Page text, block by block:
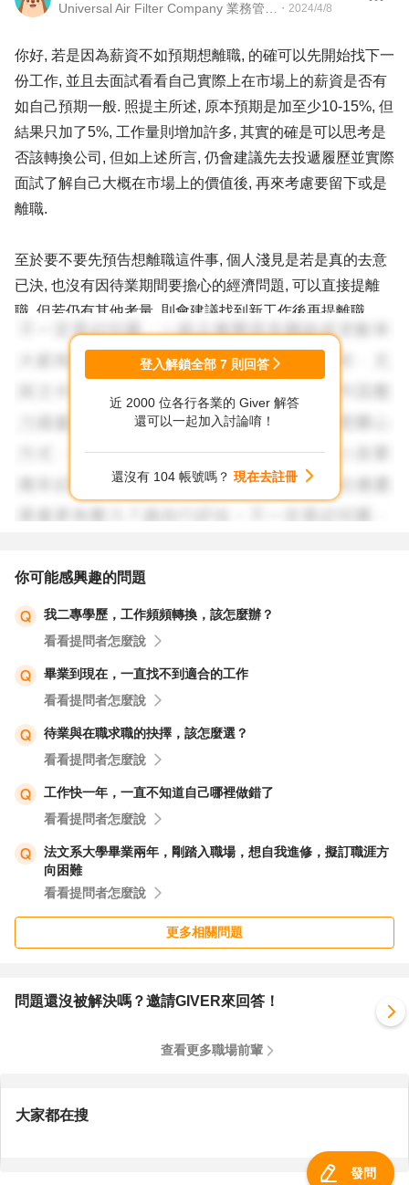
・ 2024/4/8
你好, 若是因為薪資不如預期想離職, 的確可以先開始找下一
份工作, 並且去面試看看自己實際上在市場上的薪資是否有
如自己預期一般. 照提主所述, 原本預期是加至少10-15%, 但
結果只加了5%, 工作量則增加許多, 其實的確是可以思考是
否該轉換公司, 但如上述所言, 仍會建議先去投遞履歷並實際
面試了解自己大概在市場上的價值後, 再來考慮要留下或是
離職.
至於要不要先預告想離職這件事, 個人淺見是若是真的去意
已決, 也沒有因待業期間要擔心的經濟問題, 可以直接提離
職, 但若仍有其他考量, 則會建議找到新工作後再提離職.
勞基法規定, 工作滿一年未滿三年的預告期為20日, 預留20
預祝順心.
登入解鎖全部 7 則回答
近 2000 位各行各業的 Giver 解答
還可以一起加入討論唷！
還沒有 104 帳號嗎？ 現在去註冊
你可能感興趣的問題
我二專學歷，工作頻頻轉換，該怎麼辦？
看看提問者怎麼說
畢業到現在，一直找不到適合的工作
看看提問者怎麼說
待業與在職求職的抉擇，該怎麼選？
看看提問者怎麼說
工作快一年，一直不知道自己哪裡做錯了
看看提問者怎麼說
法文系大學畢業兩年，剛踏入職場，想自我進修，擬訂職涯方
向困難
看看提問者怎麼說
更多相關問題
問題還沒被解決嗎？邀請GIVER來回答！
查看更多職場前輩
大家都在搜
發問